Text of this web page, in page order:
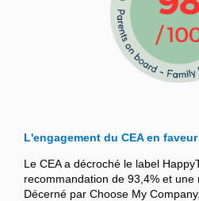
L'engagement du CEA en
Le CEA a décroché le label
recommandation de 93,4% et une
Décerné par Choose My